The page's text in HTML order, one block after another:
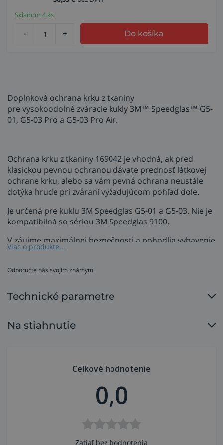
Skladom 4 ks
- + Do košíka
Doplnková ochrana krku z tkaniny
pre vysokoodolné zváracie kukly 3M™ Speedglas™ G5-
01, G5-03 Pro a G5-03 Pro Air.
Ochrana krku z tkaniny 169042 je vhodná, ak pred
klasickou pevnou ochranou dávate prednosť látkovej
ochrane krku, alebo sa vám pevná ochrana neustále
dotýka hrude pri zváraní vyžadujúcom pohľad dole.
Je určená pre kuklu 3M Speedglas G5-01 a G5-03. Nie je
kompatibilná so sériou 3M Speedglas 9100.
V záujme maximálnej bezpečnosti a pohodlia vybavenie
zváracej kukly pravidelne kontrolujte. Opotrebované a
Viac o produkte...
Odporučte nás svojím známym
Technické parametre
Na stiahnutie
Celkové hodnotenie
0,0
Zatiaľ bez hodnotenia